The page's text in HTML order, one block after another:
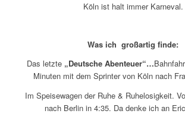
Köln ist halt immer Karneval.
Was ich großartig finde:
Das letzte „Deutsche Abenteuer“…
Minuten mit dem Sprinter von Köln nach
Im Speisewagen der Ruhe & Ruhelosigkeit.
nach Berlin in 4:35. Da denke ich an